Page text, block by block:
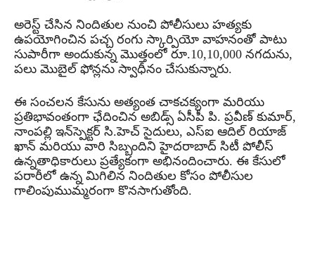
అరెస్ట్ చేసిన నిందితుల నుంచి పోలీసులు హత్యకు
ఉపయోగించిన పచ్చ రంగు స్కార్పియో వాహనంతో పాటు
సుపారీగా అందుకున్న మొత్తంలో రూ.10,10,000 నగదును,
పలు మొబైల్ ఫోన్లను స్వాధీనం చేసుకున్నారు.
ఈ సంచలన కేసును అత్యంత చాకచక్యంగా మరియు
ప్రతిభావంతంగా ఛేదించిన అబిడ్స్ ఏసీపీ పి. ప్రవీణ్ కుమార్,
నాంపల్లి ఇన్‌స్పెక్టర్ సి.హెచ్ సైదులు, ఎస్ఐ ఆదిల్ రియాజ్
ఖాన్ మరియు వారి సిబ్బందిని హైదరాబాద్ సిటీ పోలీస్
ఉన్నతాధికారులు ప్రత్యేకంగా అభినందించారు. ఈ కేసులో
పరారీలో ఉన్న మిగిలిన నిందితుల కోసం పోలీసుల
గాలింపుముమ్మరంగా కొనసాగుతోంది.